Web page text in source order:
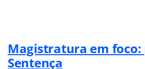
Magistratura em foco:
Sentença